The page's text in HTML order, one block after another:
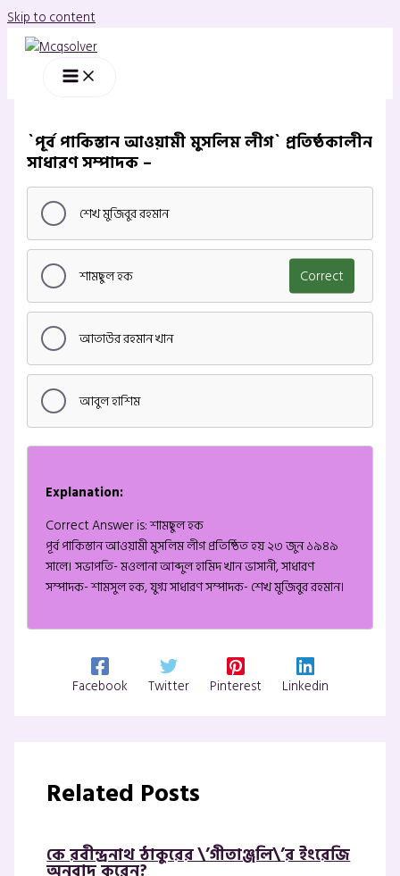
Skip to content
`পূর্ব পাকিস্তান আওয়ামী মুসলিম লীগ` প্রতিষ্ঠকালীন
সাধারণ সম্পাদক –
শেখ মুজিবুর রহমান
শামছুল হক Correct
আতাউর রহমান খান
আবুল হাশিম
Explanation:
Correct Answer is: শামছুল হক
পূর্ব পাকিস্তান আওয়ামী মুসলিম লীগ প্রতিষ্ঠিত হয় ২৩ জুন ১৯৪৯
সালে। সভাপতি- মওলানা আব্দুল হামিদ খান ভাসানী, সাধারণ
সম্পাদক- শামসুল হক, যুগ্ম সাধারণ সম্পাদক- শেখ মুজিবুর রহমান।
Facebook Twitter Pinterest Linkedin
Related Posts
কে রবীন্দ্রনাথ ঠাকুরের \’গীতাঞ্জলি\’র ইংরেজি
অনুবাদ করেন?